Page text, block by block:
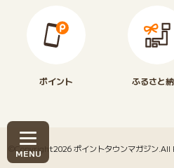
ポイント ふるさと
©Copyright2026ポイントタウンマガジン.All